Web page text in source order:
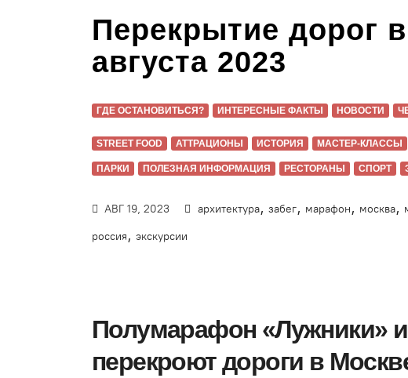
Перекрытие дорог
августа 2023
ГДЕ ОСТАНОВИТЬСЯ? ИНТЕРЕСНЫЕ ФАКТЫ НОВОСТИ
STREET FOOD АТТРАЦИОНЫ ИСТОРИЯ МАСТЕР-КЛАССЫ
ПАРКИ ПОЛЕЗНАЯ ИНФОРМАЦИЯ РЕСТОРАНЫ СПОРТ
АВГ 19, 2023 архитектура, забег, марафон, москва,
россия, экскурсии
Полумарафон «Лужники»
перекроют дороги в